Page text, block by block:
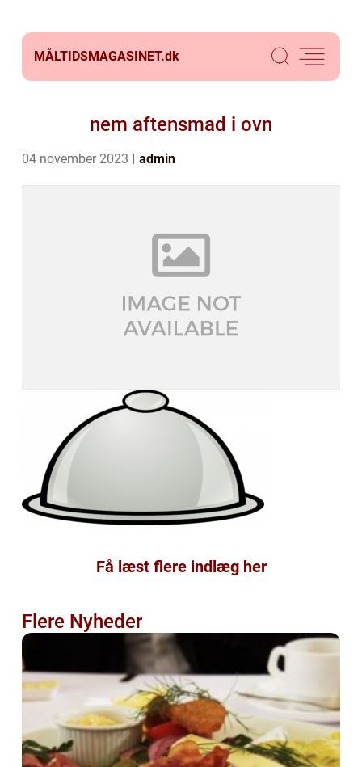
MÅLTIDSMAGASINET.dk
nem aftensmad i ovn
04 november 2023 admin
Få læst flere indlæg her
Flere Nyheder